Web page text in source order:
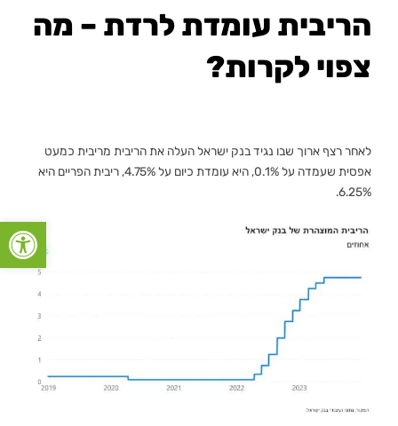
פתח
הריבית עומדת לרדת – מה
צפוי לקרות?
לאחר רצף ארוך שבו נגיד בנק ישראל העלה את הריבית מריבית כמעט
אפסית שעמדה על 0.1%, היא עומדת כיום על 4.75%, ריבית הפריים היא
6.25%.